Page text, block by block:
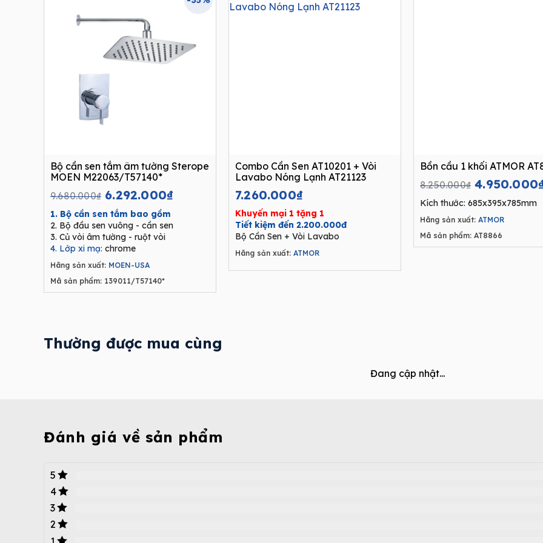
Bộ cần sen tắm âm tường Sterope
MOEN M22063/T57140*
9.680.000₫ Original
price
was:
9.680.000₫.
6.292.000₫Current
6.292.000₫.
1. Bộ cần sen tắm bao gồm
2. Bộ đầu sen vuông - cần sen
3. Củ vòi âm tường - ruột vòi
4. Lớp xi mạ: chrome
Hãng sản xuất: MOEN-USA
Mã sản phẩm: 139011/T57140*
Combo Cần Sen AT10201 + Vòi
Lavabo Nóng Lạnh AT21123
7.260.000₫
Khuyến mại 1 tặng 1
Tiết kiệm đến 2.200.000đ
Bộ Cần Sen + Vòi Lavabo
Hãng sản xuất: ATMOR
Bồn cầu 1 khối ATMOR
8.250.000₫ Original
price
was:
8.250.000₫.
4.950.000
Kích thước: 685x395x785mm
Hãng sản xuất: ATMOR
Mã sản phẩm: AT8866
Thường được mua cùng
Đang cập nhật...
Đánh giá về sản phẩm
5
4
3
2